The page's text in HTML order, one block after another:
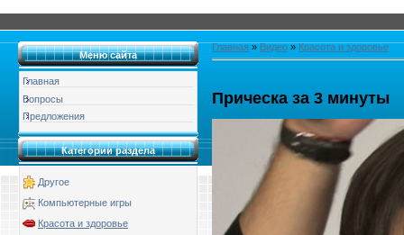
Меню сайта
Главная
Вопросы
Предложения
Категории раздела
Другое
Компьютерные игры
Красота и здоровье
Главная » Видео » Красота и здоровье
Прическа за 3 минуты